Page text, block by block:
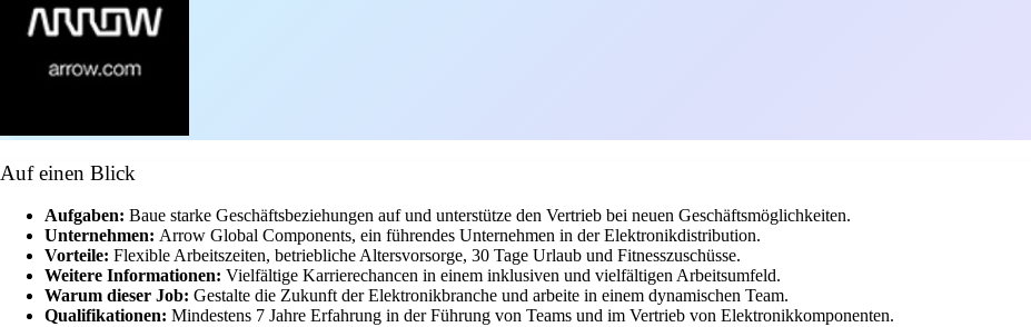
Auf einen Blick
Aufgaben: Baue starke Geschäftsbeziehungen auf und unterstütze den Vertrieb bei neuen Geschäftsmöglichkeiten.
Unternehmen: Arrow Global Components, ein führendes Unternehmen in der Elektronikdistribution.
Vorteile: Flexible Arbeitszeiten, betriebliche Altersvorsorge, 30 Tage Urlaub und Fitnesszuschüsse.
Weitere Informationen: Vielfältige Karrierechancen in einem inklusiven und vielfältigen Arbeitsumfeld.
Warum dieser Job: Gestalte die Zukunft der Elektronikbranche und arbeite in einem dynamischen Team.
Qualifikationen: Mindestens 7 Jahre Erfahrung in der Führung von Teams und im Vertrieb von Elektronikkomponenten.